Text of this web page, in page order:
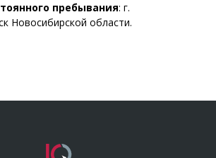
пребывания: г.
Новосибирской области.